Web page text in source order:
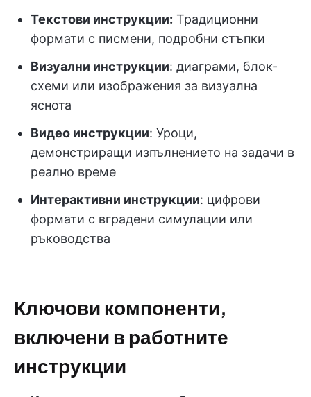
Текстови инструкции: Традиционни
формати с писмени, подробни стъпки
Визуални инструкции: диаграми, блок-
схеми или изображения за визуална
яснота
Видео инструкции: Уроци,
демонстриращи изпълнението на задачи в
реално време
Интерактивни инструкции: цифрови
формати с вградени симулации или
ръководства
Ключови компоненти,
включени в работните
инструкции